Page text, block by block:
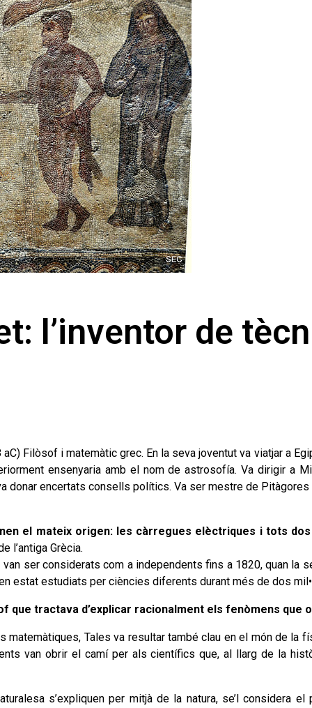
l’inventor de
Filòsof i matemàtic grec. En la seva joventut va viatjar a
ensenyaria amb el nom de astrosofía. Va dirigir a
donar encertats consells polítics. Va ser mestre de
el mateix origen: les càrregues elèctriques i tots
l’antiga Grècia.
ser considerats com a independents fins a 1820, quan la
estat estudiats per ciències diferents durant més de dos
que tractava d’explicar racionalment els fenòmens que
matemàtiques, Tales va resultar també clau en el món de la
van obrir el camí per als científics que, al llarg de la
s’expliquen per mitjà de la natura, se’l considera